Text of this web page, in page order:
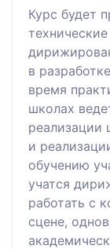
Курс будет
в
время
школах
реализации
и
обучению
учатся
работать с
сцене,